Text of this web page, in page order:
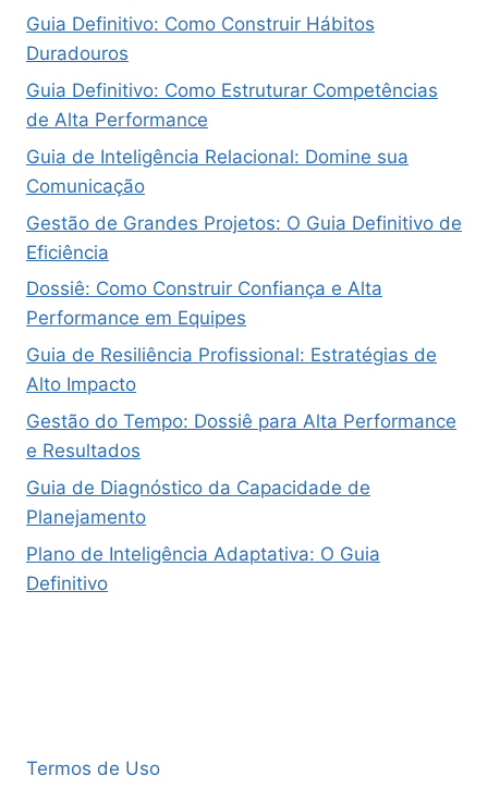
Guia Definitivo: Como Construir Hábitos
Duradouros
Guia Definitivo: Como Estruturar Competências
de Alta Performance
Guia de Inteligência Relacional: Domine sua
Comunicação
Gestão de Grandes Projetos: O Guia Definitivo de
Eficiência
Dossiê: Como Construir Confiança e Alta
Performance em Equipes
Guia de Resiliência Profissional: Estratégias de
Alto Impacto
Gestão do Tempo: Dossiê para Alta Performance
e Resultados
Guia de Diagnóstico da Capacidade de
Planejamento
Plano de Inteligência Adaptativa: O Guia
Definitivo
Termos de Uso